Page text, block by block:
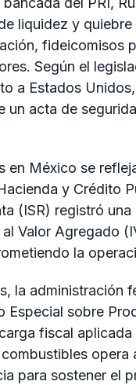
liquidez y
fideicomisos
Según el
a Estados
un acta de
México se
y Crédito
(ISR) registró
Valor Agregado
la
la administración
sobre
fiscal
opera
para sostener el